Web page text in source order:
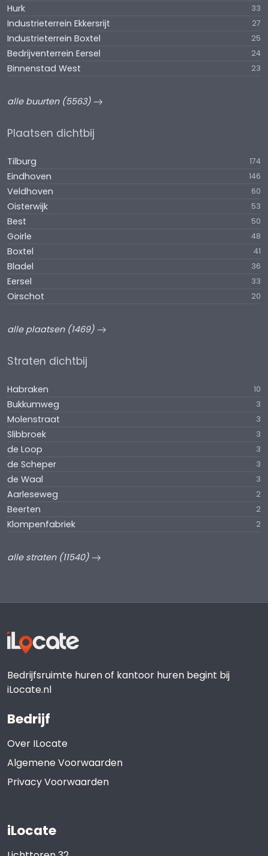
Hurk 33
Industrieterrein Ekkersrijt 27
Industrieterrein Boxtel 25
Bedrijventerrein Eersel 24
Binnenstad West 23
alle buurten (5563)
Plaatsen dichtbij
Tilburg 174
Eindhoven 146
Veldhoven 60
Oisterwijk 53
Best 50
Goirle 48
Boxtel 41
Bladel 36
Eersel 33
Oirschot 20
alle plaatsen (1469)
Straten dichtbij
Habraken 10
Bukkumweg 3
Molenstraat 3
Slibbroek 3
de Loop 3
de Scheper 3
de Waal 3
Aarleseweg 2
Beerten 2
Klompenfabriek 2
alle straten (11540)
Bedrijfsruimte huren of kantoor huren begint bij
iLocate.nl
Bedrijf
Over ILocate
Algemene Voorwaarden
Privacy Voorwaarden
iLocate